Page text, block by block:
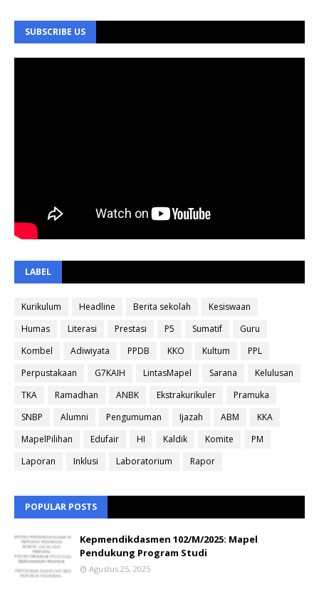
SUBSCRIBE US
LABEL
Kurikulum Headline Berita sekolah
Kesiswaan
Humas
Literasi Prestasi P5 Sumatif
Guru
Kombel
Adiwiyata PPDB KKO Kultum
PPL
Perpustakaan
G7KAIH LintasMapel Sarana
Kelulusan
TKA
Ramadhan ANBK Ekstrakurikuler
Pramuka
SNBP
Alumni Pengumuman Ijazah ABM
KKA
MapelPilihan
Edufair HI Kaldik Komite
PM
Laporan
Inklusi Laboratorium Rapor
POPULAR POSTS
Kepmendikdasmen 102/M/2025: Mapel
Pendukung Program Studi
Agustus 25, 2025